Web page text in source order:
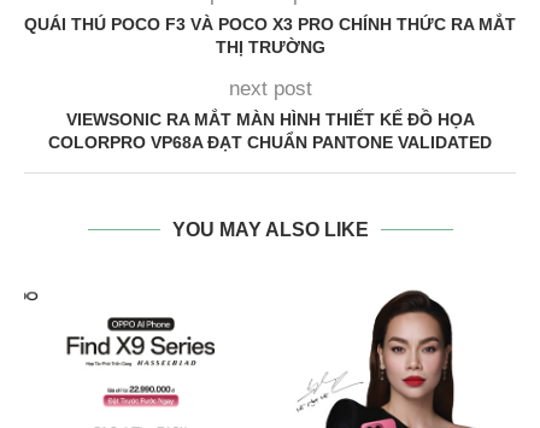
QUÁI THÚ POCO F3 VÀ POCO X3 PRO CHÍNH THỨC RA MẮT
THỊ TRƯỜNG
next post
VIEWSONIC RA MẮT MÀN HÌNH THIẾT KẾ ĐỒ HỌA
COLORPRO VP68A ĐẠT CHUẨN PANTONE VALIDATED
YOU MAY ALSO LIKE